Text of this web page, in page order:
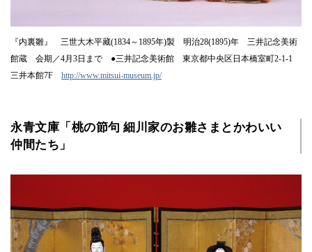
『内裏雛』 三世大木平藏(1834～1895年)製 明治28(1895)年 三井記念美術
館蔵 会期／4月3日まで ●三井記念美術館 東京都中央区日本橋室町2-1-1
三井本館7F http://www.mitsui-museum.jp/
永青文庫「桃の節句 細川家のお雛さまとかわいい
仲間たち」